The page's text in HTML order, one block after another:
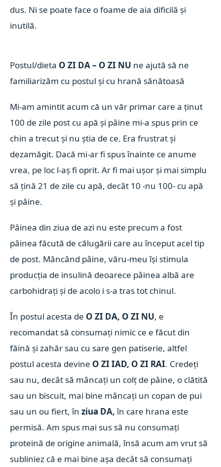
dus. Ni se poate face o foame de aia dificilă și
inutilă.
Postul/dieta O ZI DA – O ZI NU ne ajută să ne
familiarizăm cu postul și cu hrană sănătoasă
Mi-am amintit acum că un văr primar care a ținut
100 de zile post cu apă și pâine mi-a spus prin ce
chin a trecut și nu știa de ce. Era frustrat și
dezamăgit. Dacă mi-ar fi spus înainte ce anume
vrea, pe loc l-aș fi oprit. Ar fi mai ușor și mai simplu
să țină 21 de zile cu apă, decât 10 -nu 100- cu apă
și pâine.
Pâinea din ziua de azi nu este precum a fost
pâinea făcută de călugării care au început acel tip
de post. Mâncând pâine, văru-meu își stimula
producția de insulină deoarece pâinea albă are
carbohidrați și de acolo i s-a tras tot chinul.
În postul acesta de O ZI DA, O ZI NU, e
recomandat să consumați nimic ce e făcut din
făină și zahăr sau cu sare gen patiserie, altfel
postul acesta devine O ZI IAD, O ZI RAI. Credeți
sau nu, decât să mâncați un colț de pâine, o clătită
sau un biscuit, mai bine mâncați un copan de pui
sau un ou fiert, înziua DA,în care hrana este
permisă. Am spus mai sus să nu consumați
proteină de origine animală, însă acum am vrut să
subliniez că e mai bine așa decât să consumați